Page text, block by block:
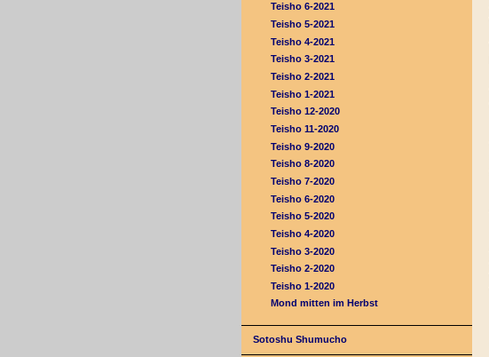
Teisho 6-2021
Teisho 5-2021
Teisho 4-2021
Teisho 3-2021
Teisho 2-2021
Teisho 1-2021
Teisho 12-2020
Teisho 11-2020
Teisho 9-2020
Teisho 8-2020
Teisho 7-2020
Teisho 6-2020
Teisho 5-2020
Teisho 4-2020
Teisho 3-2020
Teisho 2-2020
Teisho 1-2020
Mond mitten im Herbst
Sotoshu Shumucho